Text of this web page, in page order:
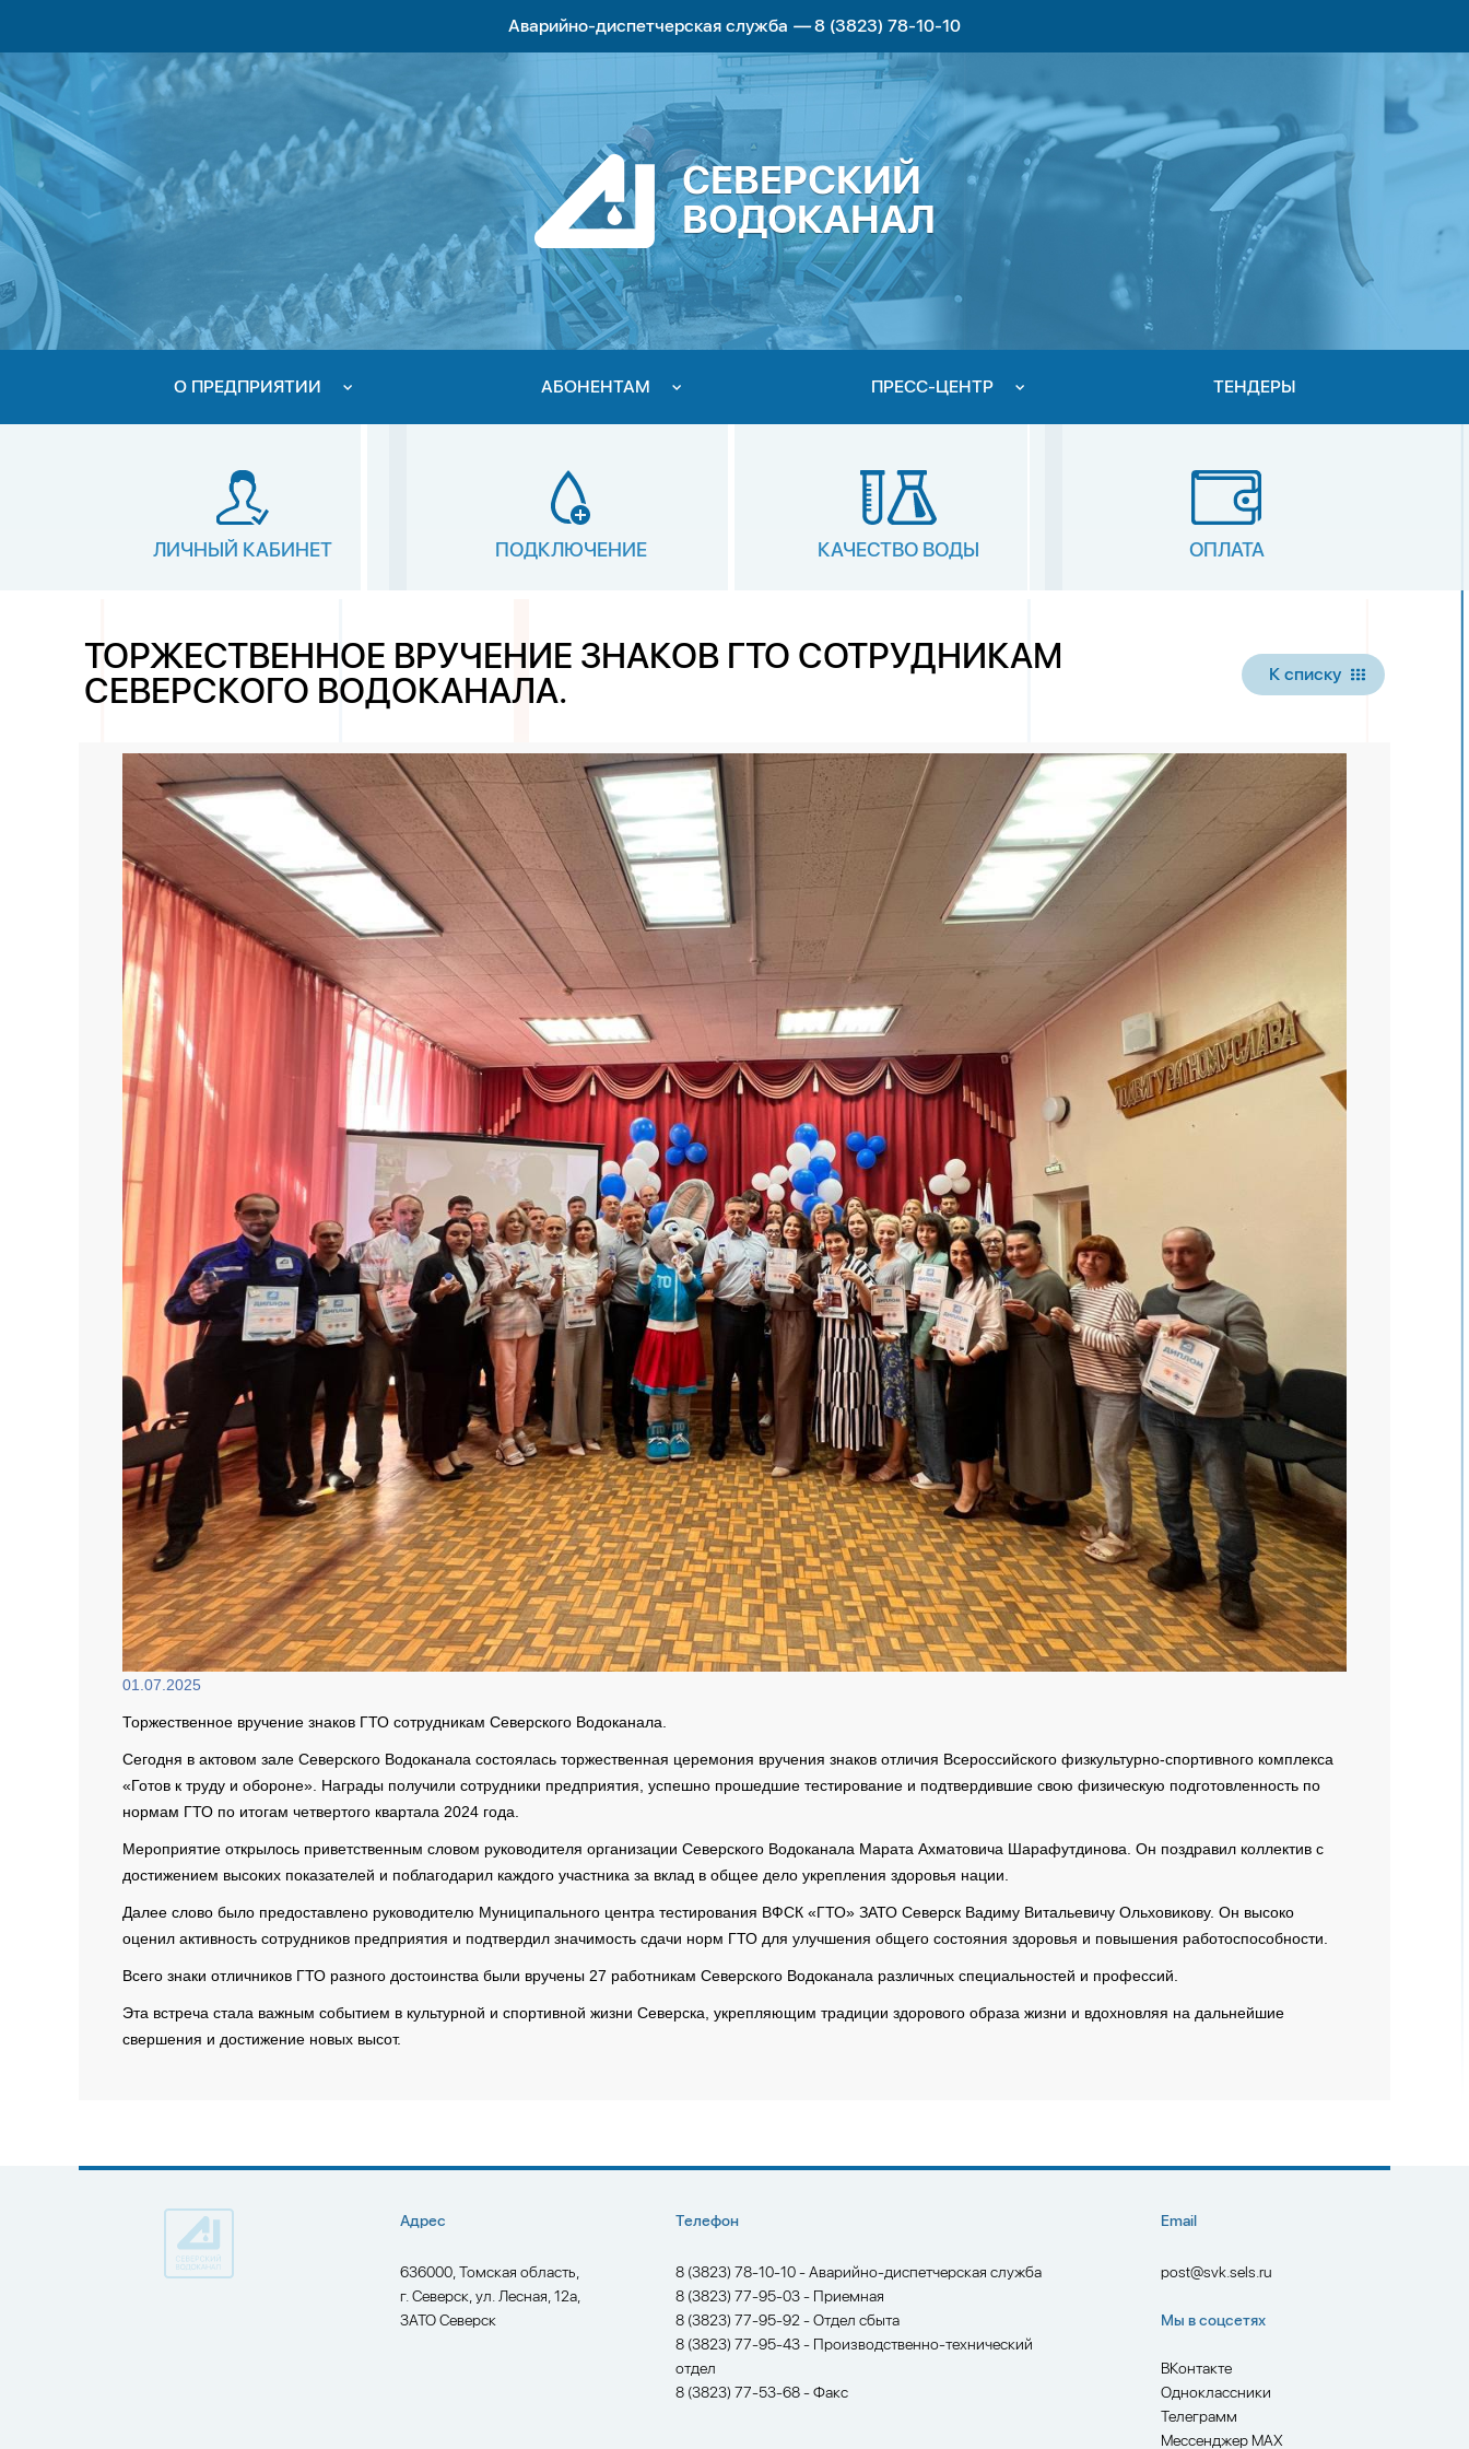
Аварийно-диспетчерская служба —8 (3823) 78-10-10
СЕВЕРСКИЙ
ВОДОКАНАЛ
О ПРЕДПРИЯТИИ АБОНЕНТАМ ПРЕСС-ЦЕНТР ТЕНДЕРЫ
ЛИЧНЫЙ КАБИНЕТ ПОДКЛЮЧЕНИЕ КАЧЕСТВО ВОДЫ ОПЛАТА
ТОРЖЕСТВЕННОЕ ВРУЧЕНИЕ ЗНАКОВ ГТО СОТРУДНИКАМ
СЕВЕРСКОГО ВОДОКАНАЛА. К списку
01.07.2025
Торжественное вручение знаков ГТО сотрудникам Северского Водоканала.
Сегодня в актовом зале Северского Водоканала состоялась торжественная церемония вручения знаков отличия Всероссийского физкультурно-спортивного комплекса
«Готов к труду и обороне». Награды получили сотрудники предприятия, успешно прошедшие тестирование и подтвердившие свою физическую подготовленность по
нормам ГТО по итогам четвертого квартала 2024 года.
Мероприятие открылось приветственным словом руководителя организации Северского Водоканала Марата Ахматовича Шарафутдинова. Он поздравил коллектив с
достижением высоких показателей и поблагодарил каждого участника за вклад в общее дело укрепления здоровья нации.
Далее слово было предоставлено руководителю Муниципального центра тестирования ВФСК «ГТО» ЗАТО Северск Вадиму Витальевичу Ольховикову. Он высоко
оценил активность сотрудников предприятия и подтвердил значимость сдачи норм ГТО для улучшения общего состояния здоровья и повышения работоспособности.
Всего знаки отличников ГТО разного достоинства были вручены 27 работникам Северского Водоканала различных специальностей и профессий.
Эта встреча стала важным событием в культурной и спортивной жизни Северска, укрепляющим традиции здорового образа жизни и вдохновляя на дальнейшие
свершения и достижение новых высот.
Адрес
636000, Томская область,
г. Северск, ул. Лесная, 12а,
ЗАТО Северск
Телефон
8 (3823) 78-10-10 - Аварийно-диспетчерская служба
8 (3823) 77-95-03 - Приемная
8 (3823) 77-95-92 - Отдел сбыта
8 (3823) 77-95-43 - Производственно-технический
отдел
8 (3823) 77-53-68 - Факс
Email
post@svk.sels.ru
Мы в соцсетях
ВКонтакте
Одноклассники
Телеграмм
Мессенджер MAX